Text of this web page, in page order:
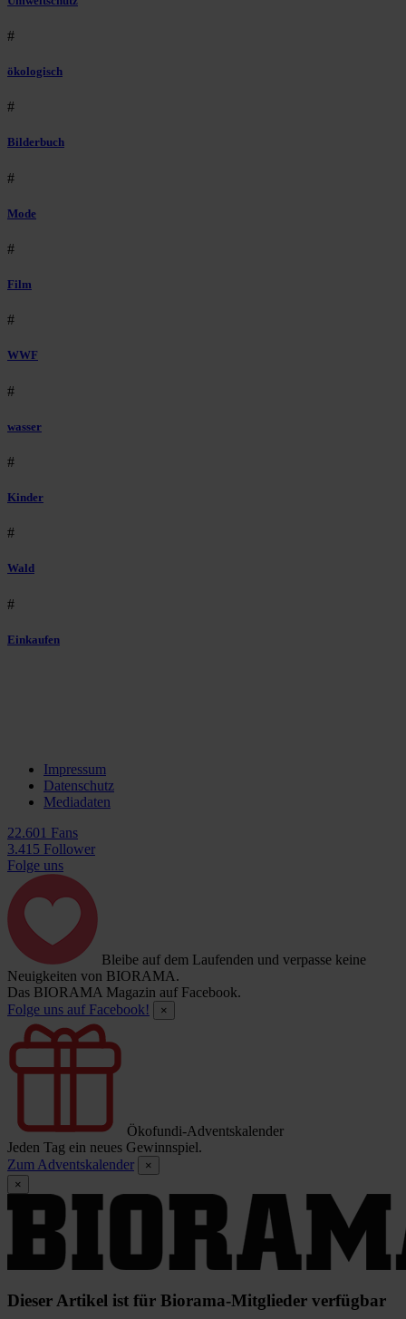
#
ökologisch
#
Bilderbuch
#
Mode
#
Film
#
WWF
#
wasser
#
Kinder
#
Wald
#
Einkaufen
Impressum
Datenschutz
Mediadaten
22.601 Fans
3.415 Follower
Folge uns
Bleibe auf dem Laufenden und verpasse keine
Neuigkeiten von BIORAMA.
Das BIORAMA Magazin auf Facebook.
Folge uns auf Facebook!
×
Ökofundi-Adventskalender
Jeden Tag ein neues Gewinnspiel.
Zum Adventskalender
×
×
Dieser Artikel ist für Biorama-Mitglieder verfügbar